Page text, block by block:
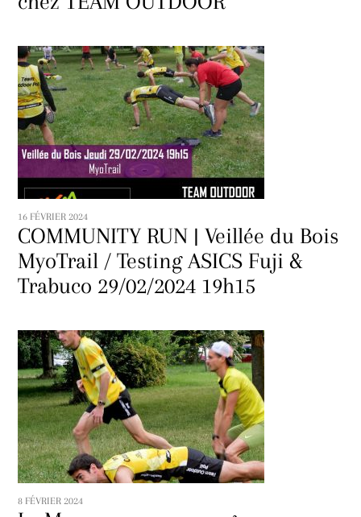
16 FÉVRIER 2024
COMMUNITY RUN | Veillée du Bois
MyoTrail / Testing ASICS Fuji &
Trabuco 29/02/2024 19h15
8 FÉVRIER 2024